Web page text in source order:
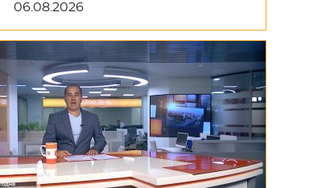
06.08.2026